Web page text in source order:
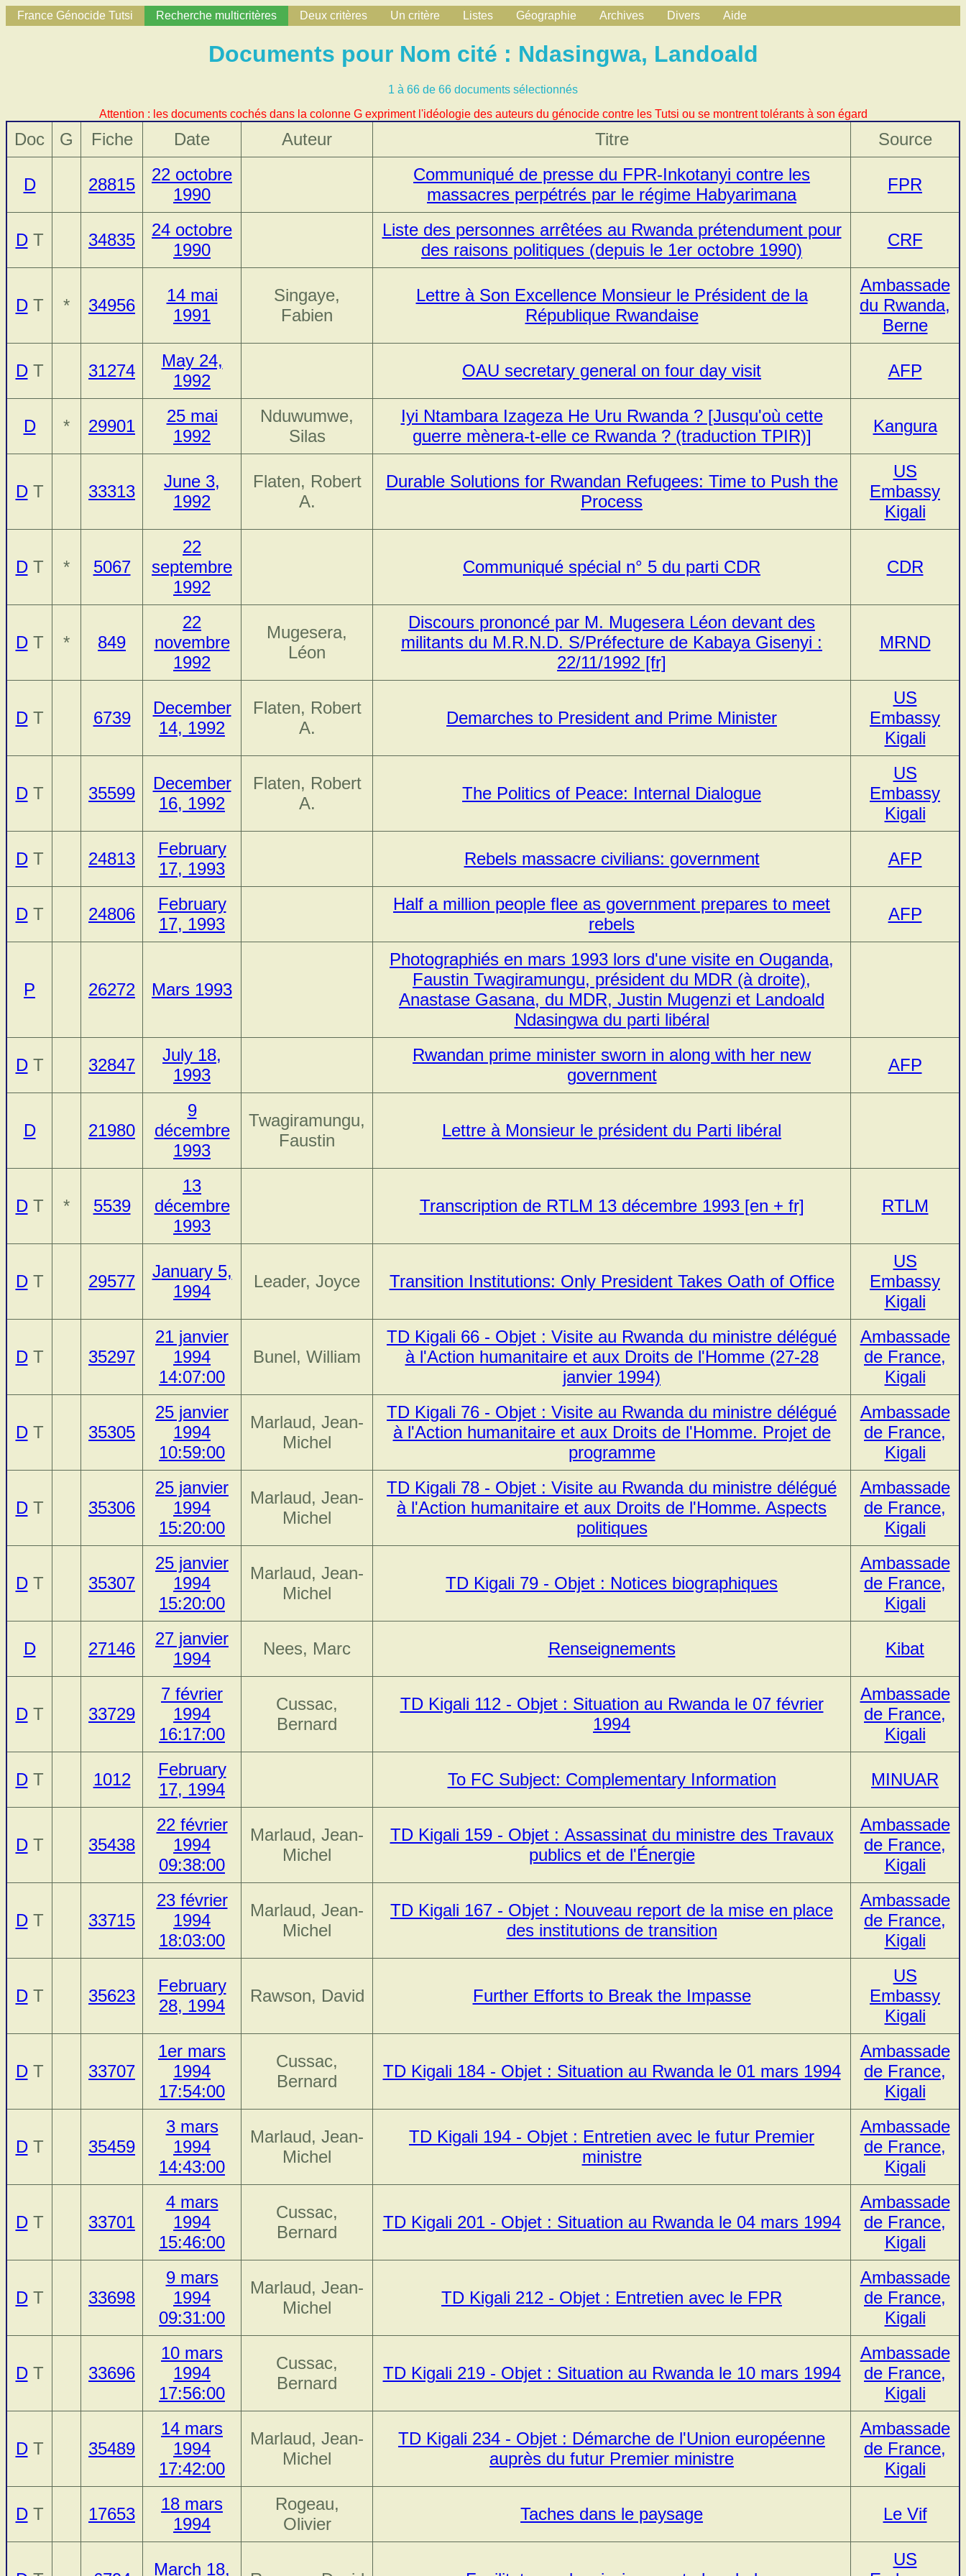
France Génocide Tutsi Recherche multicritères Deux critères Un critère Listes Géographie Archives Divers Aide
Documents pour Nom cité : Ndasingwa, Landoald
1 à 66 de 66 documents sélectionnés
Attention : les documents cochés dans la colonne G expriment l'idéologie des auteurs du génocide contre les Tutsi ou se montrent tolérants à son égard
Doc G Fiche Date Auteur Titre Source
D 28815
22 octobre
1990
Communiqué de presse du FPR-Inkotanyi contre les
massacres perpétrés par le régime Habyarimana
FPR
DT 34835
24 octobre
1990
Liste des personnes arrêtées au Rwanda prétendument pour
des raisons politiques (depuis le 1er octobre 1990)
CRF
DT * 34956
14 mai
1991
Singaye,
Fabien
Lettre à Son Excellence Monsieur le Président de la
République Rwandaise
Ambassade
du Rwanda,
Berne
DT 31274
May 24,
1992
OAU secretary general on four day visit AFP
D * 29901
25 mai
1992
Nduwumwe,
Silas
Iyi Ntambara Izageza He Uru Rwanda ? [Jusqu'où cette
guerre mènera-t-elle ce Rwanda ? (traduction TPIR)]
Kangura
DT 33313
June 3,
1992
Flaten, Robert
A.
Durable Solutions for Rwandan Refugees: Time to Push the
Process
US
Embassy
Kigali
DT * 5067
22
septembre
1992
Communiqué spécial n° 5 du parti CDR CDR
DT * 849
22
novembre
1992
Mugesera,
Léon
Discours prononcé par M. Mugesera Léon devant des
militants du M.R.N.D. S/Préfecture de Kabaya Gisenyi :
22/11/1992 [fr]
MRND
DT 6739
December
14, 1992
Flaten, Robert
A.
Demarches to President and Prime Minister
US
Embassy
Kigali
DT 35599
December
16, 1992
Flaten, Robert
A.
The Politics of Peace: Internal Dialogue
US
Embassy
Kigali
DT 24813
February
17, 1993
Rebels massacre civilians: government AFP
DT 24806
February
17, 1993
Half a million people flee as government prepares to meet
rebels
AFP
P 26272 Mars 1993
Photographiés en mars 1993 lors d'une visite en Ouganda,
Faustin Twagiramungu, président du MDR (à droite),
Anastase Gasana, du MDR, Justin Mugenzi et Landoald
Ndasingwa du parti libéral
DT 32847
July 18,
1993
Rwandan prime minister sworn in along with her new
government
AFP
D 21980
9
décembre
1993
Twagiramungu,
Faustin
Lettre à Monsieur le président du Parti libéral
DT * 5539
13
décembre
1993
Transcription de RTLM 13 décembre 1993 [en + fr] RTLM
DT 29577
January 5,
1994
Leader, Joyce Transition Institutions: Only President Takes Oath of Office
US
Embassy
Kigali
DT 35297
21 janvier
1994
14:07:00
Bunel, William
TD Kigali 66 - Objet : Visite au Rwanda du ministre délégué
à l'Action humanitaire et aux Droits de l'Homme (27-28
janvier 1994)
Ambassade
de France,
Kigali
DT 35305
25 janvier
1994
10:59:00
Marlaud, Jean-
Michel
TD Kigali 76 - Objet : Visite au Rwanda du ministre délégué
à l'Action humanitaire et aux Droits de l'Homme. Projet de
programme
Ambassade
de France,
Kigali
DT 35306
25 janvier
1994
15:20:00
Marlaud, Jean-
Michel
TD Kigali 78 - Objet : Visite au Rwanda du ministre délégué
à l'Action humanitaire et aux Droits de l'Homme. Aspects
politiques
Ambassade
de France,
Kigali
DT 35307
25 janvier
1994
15:20:00
Marlaud, Jean-
Michel
TD Kigali 79 - Objet : Notices biographiques
Ambassade
de France,
Kigali
D 27146
27 janvier
1994
Nees, Marc Renseignements Kibat
DT 33729
7 février
1994
16:17:00
Cussac,
Bernard
TD Kigali 112 - Objet : Situation au Rwanda le 07 février
1994
Ambassade
de France,
Kigali
DT 1012
February
17, 1994
To FC Subject: Complementary Information MINUAR
DT 35438
22 février
1994
09:38:00
Marlaud, Jean-
Michel
TD Kigali 159 - Objet : Assassinat du ministre des Travaux
publics et de l'Énergie
Ambassade
de France,
Kigali
DT 33715
23 février
1994
18:03:00
Marlaud, Jean-
Michel
TD Kigali 167 - Objet : Nouveau report de la mise en place
des institutions de transition
Ambassade
de France,
Kigali
DT 35623
February
28, 1994
Rawson, David Further Efforts to Break the Impasse
US
Embassy
Kigali
DT 33707
1er mars
1994
17:54:00
Cussac,
Bernard
TD Kigali 184 - Objet : Situation au Rwanda le 01 mars 1994
Ambassade
de France,
Kigali
DT 35459
3 mars
1994
14:43:00
Marlaud, Jean-
Michel
TD Kigali 194 - Objet : Entretien avec le futur Premier
ministre
Ambassade
de France,
Kigali
DT 33701
4 mars
1994
15:46:00
Cussac,
Bernard
TD Kigali 201 - Objet : Situation au Rwanda le 04 mars 1994
Ambassade
de France,
Kigali
DT 33698
9 mars
1994
09:31:00
Marlaud, Jean-
Michel
TD Kigali 212 - Objet : Entretien avec le FPR
Ambassade
de France,
Kigali
DT 33696
10 mars
1994
17:56:00
Cussac,
Bernard
TD Kigali 219 - Objet : Situation au Rwanda le 10 mars 1994
Ambassade
de France,
Kigali
DT 35489
14 mars
1994
17:42:00
Marlaud, Jean-
Michel
TD Kigali 234 - Objet : Démarche de l'Union européenne
auprès du futur Premier ministre
Ambassade
de France,
Kigali
DT 17653
18 mars
1994
Rogeau,
Olivier
Taches dans le paysage Le Vif
March 18,
US